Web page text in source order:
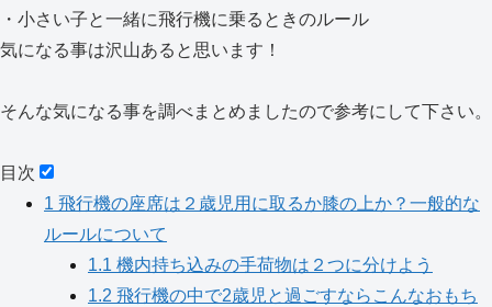
・小さい子と一緒に飛行機に乗るときのルール
気になる事は沢山あると思います！
そんな気になる事を調べまとめましたので参考にして下さい。
目次
1 飛行機の座席は２歳児用に取るか膝の上か？一般的な
ルールについて
1.1 機内持ち込みの手荷物は２つに分けよう
1.2 飛行機の中で2歳児と過ごすならこんなおもち